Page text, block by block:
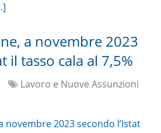
a novembre 2023
il tasso cala al 7,5%
Lavoro e Nuove Assunzioni